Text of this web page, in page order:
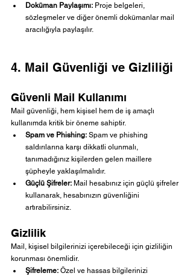
Doküman Paylaşımı: Proje belgeleri,
sözleşmeler ve diğer önemli dokümanlar mail
aracılığıyla paylaşılır.
4. Mail Güvenliği ve Gizliliği
Güvenli Mail Kullanımı
Mail güvenliği, hem kişisel hem de iş amaçlı
kullanımda kritik bir öneme sahiptir.
Spam ve Phishing: Spam ve phishing
saldırılarına karşı dikkatli olunmalı,
tanımadığınız kişilerden gelen maillere
şüpheyle yaklaşılmalıdır.
Güçlü Şifreler: Mail hesabınız için güçlü şifreler
kullanarak, hesabınızın güvenliğini
artırabilirsiniz.
Gizlilik
Mail, kişisel bilgilerinizi içerebileceği için gizliliğin
korunması önemlidir.
Şifreleme: Özel ve hassas bilgilerinizi